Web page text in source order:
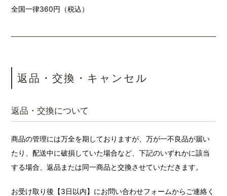
全国一律360円（税込）
返品・交換・キャンセル
返品・交換について
商品の管理には万全を期しておりますが、万が一不良品が届い
たり、配送中に破損していた場合など、下記のいずれかに該当
する場合、返品または同一商品と交換させていただきます。
お受け取り後【3日以内】にお問い合わせフォームからご連絡く